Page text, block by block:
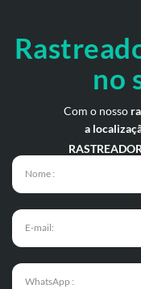
no
Com o nosso
a
RASTREADOR